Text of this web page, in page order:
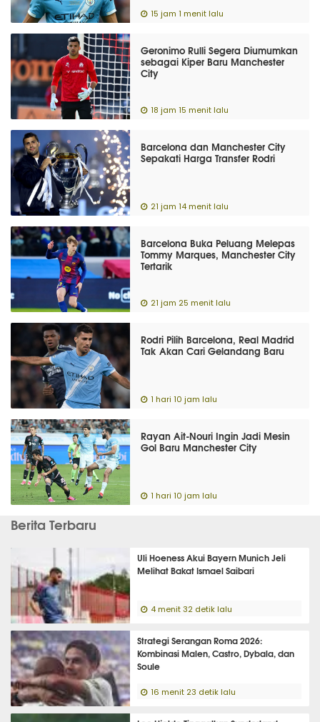
15 jam 1 menit lalu
Geronimo Rulli Segera Diumumkan
sebagai Kiper Baru Manchester
City
18 jam 15 menit lalu
Barcelona dan Manchester City
Sepakati Harga Transfer Rodri
21 jam 14 menit lalu
Barcelona Buka Peluang Melepas
Tommy Marques, Manchester City
Tertarik
21 jam 25 menit lalu
Rodri Pilih Barcelona, Real Madrid
Tak Akan Cari Gelandang Baru
1 hari 10 jam lalu
Rayan Ait-Nouri Ingin Jadi Mesin
Gol Baru Manchester City
1 hari 10 jam lalu
Berita Terbaru
Uli Hoeness Akui Bayern Munich Jeli
Melihat Bakat Ismael Saibari
4 menit 32 detik lalu
Strategi Serangan Roma 2026:
Kombinasi Malen, Castro, Dybala, dan
Soule
16 menit 23 detik lalu